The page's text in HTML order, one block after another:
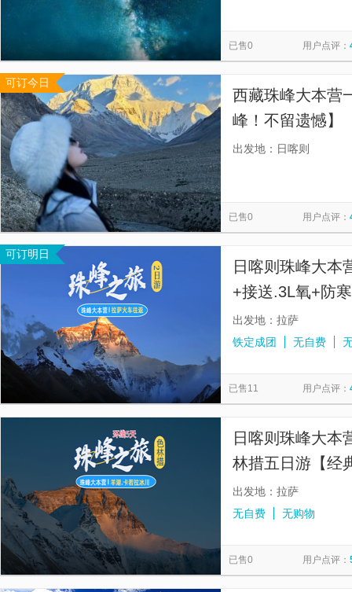
已售0 用户点评：
可订今日
西藏珠峰大本营
峰！不留遗憾】
安全有保障，还
出发地：日喀则
已售0 用户点评：
可订明日
日喀则珠峰大本
+接送.3L氧+防
宿选择丨可选日
出发地：拉萨
铁定成团
无自费
已售11 用户点评：
日喀则珠峰大本
林措五日游【经
升级4晚供氧酒
出发地：拉萨
无自费
无购物
已售0 用户点评：